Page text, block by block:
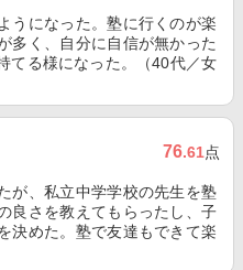
うになった。塾に行くのが楽
多く、自分に自信が無かった
てる様になった。（40代／女
76.61点
が、私立中学学校の先生を塾
良さを教えてもらったし、子
決めた。塾で友達もできて楽